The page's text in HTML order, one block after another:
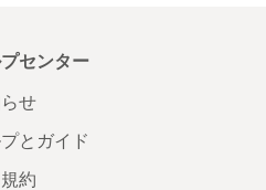
センター
せ
とガイド
約